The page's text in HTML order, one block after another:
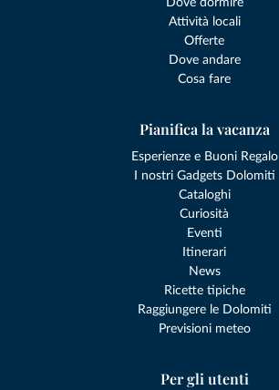
Dove dormire
Attività locali
Offerte
Dove andare
Cosa fare
Pianifica la vacanza
Esperienze e Buoni Regalo
I nostri Gadgets Dolomiti
Cataloghi
Curiosità
Eventi
Itinerari
News
Ricette tipiche
Raggiungere le Dolomiti
Previsioni meteo
Per gli utenti